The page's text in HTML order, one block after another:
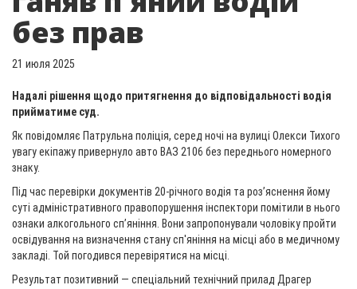
без прав
21 июля 2025
Надалі рішення щодо притягнення до відповідальності водія
прийматиме суд.
Як повідомляє Патрульна поліція, серед ночі на вулиці Олекси Тихого
увагу екіпажу привернуло авто ВАЗ 2106 без переднього номерного
знаку.
Під час перевірки документів 20-річного водія та роз’яснення йому
суті адміністративного правопорушення інспектори помітили в нього
ознаки алкогольного сп’яніння. Вони запропонували чоловіку пройти
освідування на визначення стану сп'яніння на місці або в медичному
закладі. Той погодився перевірятися на місці.
Результат позитивний — спеціальний технічний прилад Драгер